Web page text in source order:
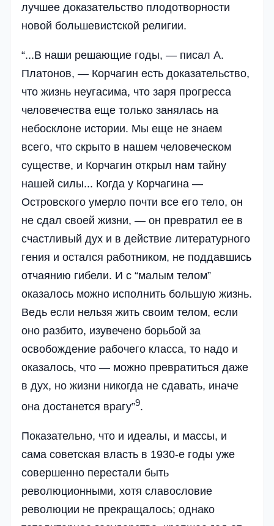
лучшее доказательство плодотворности
новой большевистской религии.
“...В наши решающие годы, — писал А.
Платонов, — Корчагин есть доказательство,
что жизнь неугасима, что заря прогресса
человечества еще только занялась на
небосклоне истории. Мы еще не знаем
всего, что скрыто в нашем человеческом
существе, и Корчагин открыл нам тайну
нашей силы... Когда у Корчагина —
Островского умерло почти все его тело, он
не сдал своей жизни, — он превратил ее в
счастливый дух и в действие литературного
гения и остался работником, не поддавшись
отчаянию гибели. И с “малым телом”
оказалось можно исполнить большую жизнь.
Ведь если нельзя жить своим телом, если
оно разбито, изувечено борьбой за
освобождение рабочего класса, то надо и
оказалось, что — можно превратиться даже
в дух, но жизни никогда не сдавать, иначе
она достанется врагу”9.
Показательно, что и идеалы, и массы, и
сама советская власть в 1930-е годы уже
совершенно перестали быть
революционными, хотя славословие
революции не прекращалось; однако